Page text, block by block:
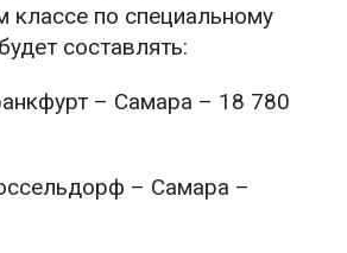
классе по специальному
составлять:
– Самара – 18 780
– Самара –